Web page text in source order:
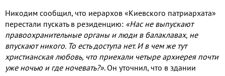
Никодим сообщил, что иерархов «Киевского патриархата»
перестали пускать в резиденцию: «Нас не выпускают
правоохранительные органы и люди в балаклавах, не
впускают никого. То есть доступа нет. И в чем же тут
христианская любовь, что приехали четыре архиерея почти
уже ночью и где ночевать?». Он уточнил, что в здании